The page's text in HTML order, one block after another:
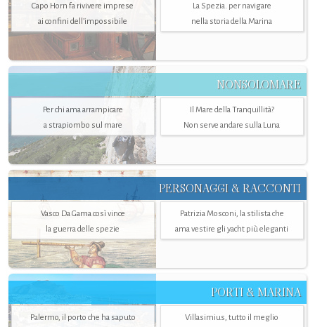
Capo Horn fa rivivere imprese
ai confini dell’impossibile
La Spezia. per navigare
nella storia della Marina
NONSOLOMARE
Per chi ama arrampicare
a strapiombo sul mare
Il Mare della Tranquillità?
Non serve andare sulla Luna
PERSONAGGI & RACCONTI
Vasco Da Gama così vince
la guerra delle spezie
Patrizia Mosconi, la stilista che
ama vestire gli yacht più eleganti
PORTI & MARINA
Palermo, il porto che ha saputo
Villasimius, tutto il meglio